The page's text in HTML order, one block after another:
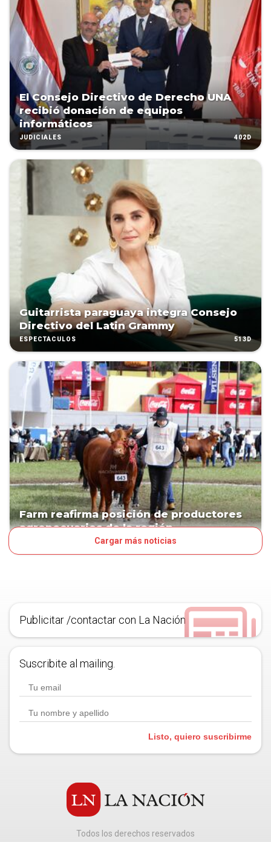
El Consejo Directivo de Derecho UNA
recibió donación de equipos
informáticos
JUDICIALES 402D
Guitarrista paraguaya integra Consejo
Directivo del Latin Grammy
ESPECTÁCULOS 513D
Farm reafirma posición de productores
agropecuarios de la región
Cargar más noticias
Publicitar /contactar con La Nación
Suscribite al mailing.
Listo, quiero suscribirme
Todos los derechos reservados